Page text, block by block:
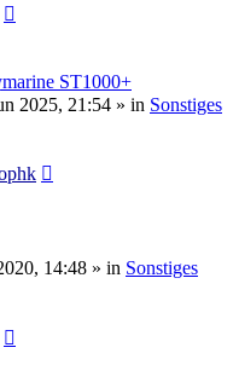
ST1000+
2025, 21:54 » in Sonstiges
14:48 » in Sonstiges